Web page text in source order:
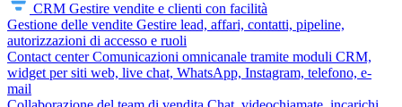
CRM Gestire vendite e clienti con facilità
Gestione delle vendite Gestire lead, affari, contatti, pipeline,
autorizzazioni di accesso e ruoli
Contact center Comunicazioni omnicanale tramite moduli CRM,
widget per siti web, live chat, WhatsApp, Instagram, telefono, e-
mail